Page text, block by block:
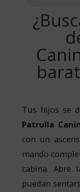
Tus hijos se
Patrulla
con un
mando
cabina. Abre
puedan